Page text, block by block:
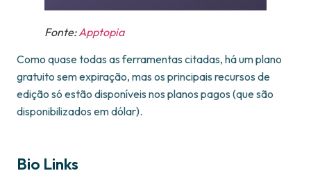
Fonte:Apptopia
Como quase todas as ferramentas citadas, há um plano
gratuito sem expiração, mas os principais recursos de
edição só estão disponíveis nos planos pagos (que são
disponibilizados em dólar).
Bio Links